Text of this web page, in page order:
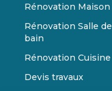
Rénovation Maison
Rénovation Salle de
bain
Rénovation Cuisine
Devis travaux